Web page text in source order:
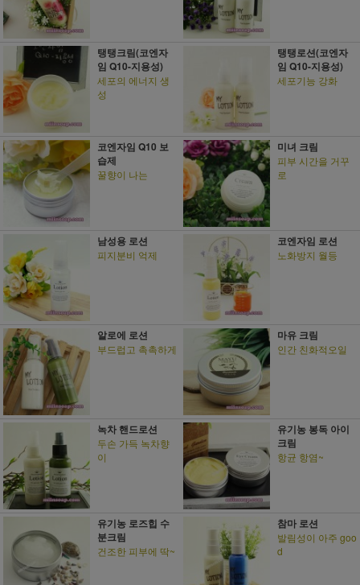
탱탱크림(코엔자
임 Q10-지용성)
세포의 에너지 생
성
탱탱로션(코엔자
임 Q10-지용성)
세포기능 강화
코엔자임 Q10 보
습제
꿀향이 나는
미녀 크림
피부 시간을 거꾸
로
남성용 로션
피지분비 억제
코엔자임 로션
노화방지 월등
알로에 로션
부드럽고 촉촉하게
마유 크림
인간 친화적오일
녹차 핸드로션
두손 가득 녹차향
이
유기농 봉독 아이
크림
항균 항염~
유기농 로즈힙 수
분크림
건조한 피부에 딱~
참마 로션
발림성이 아주 goo
d